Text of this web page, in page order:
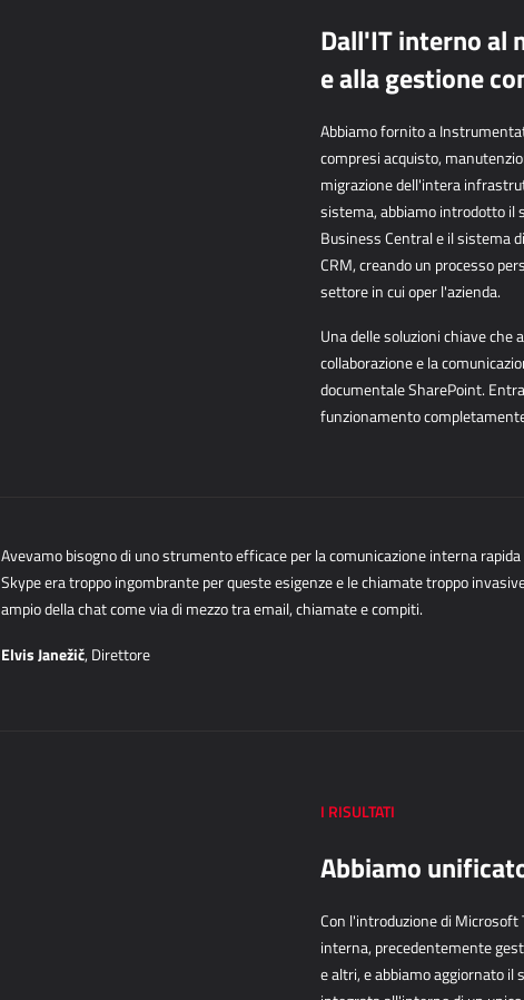
Dall'IT interno al
e alla gestione
Abbiamo fornito a
compresi acquisto,
migrazione dell'intera
sistema, abbiamo introdotto il
Business Central e il sistema
CRM, creando un processo
settore in cui oper l'azienda.
Una delle soluzioni chiave
collaborazione e la
documentale SharePoint.
funzionamento
Avevamo bisogno di uno strumento efficace per la comunicazione interna
Skype era troppo ingombrante per queste esigenze e le chiamate troppo
ampio della chat come via di mezzo tra email, chiamate e compiti.
Elvis Janežič, Direttore
I RISULTATI
Abbiamo
Con l'introduzione di Microsoft
interna, precedentemente
e altri, eabbiamo aggiornato il